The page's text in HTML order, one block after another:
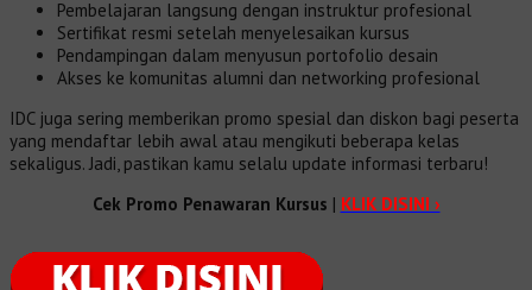
Pembelajaran langsung dengan instruktur profesional
Sertifikat resmi setelah menyelesaikan kursus
Pendampingan dalam menyusun portofolio desain
Akses ke komunitas alumni dan networking profesional
IDC juga sering memberikan promo spesial dan diskon bagi peserta
yang mendaftar lebih awal atau mengikuti beberapa kelas
sekaligus. Jadi, pastikan kamu selalu update informasi terbaru!
Cek Promo Penawaran Kursus | KLIK DISINI ›